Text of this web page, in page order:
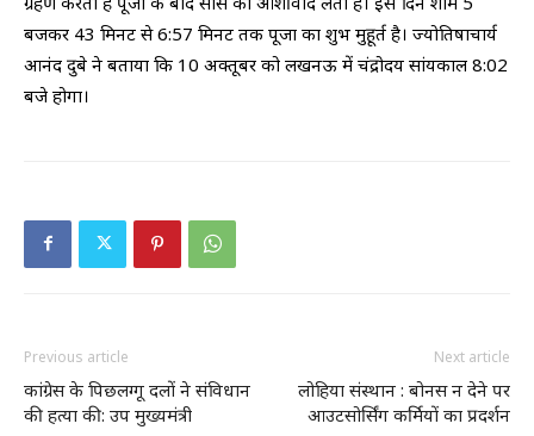
बजकर 43 मिनट से 6:57 मिनट तक पूजा का शुभ मुहूर्त है। ज्योतिषाचार्य
आनंद दुबे ने बताया कि 10 अक्तूबर को लखनऊ में चंद्रोदय सांयकाल 8:02
बजे होगा।
Previous article
कांग्रेस के पिछलग्गू दलों ने संविधान
की हत्या की: उप मुख्यमंत्री
Next article
लोहिया संस्थान : बोनस न देने पर
आउटसोर्सिंग कर्मियों का प्रदर्शन